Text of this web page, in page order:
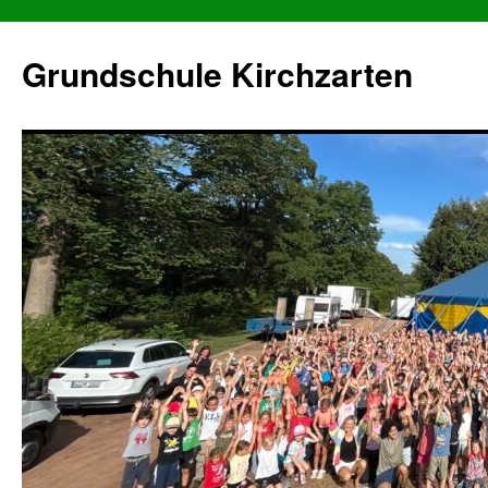
Grundschule Kirchzarten